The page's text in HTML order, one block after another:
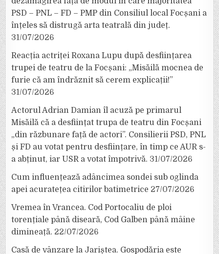
PSD – PNL – FD – PMP din Consiliul local Focșani a
înțeles să distrugă arta teatrală din județ.
31/07/2026
Reacția actriței Roxana Lupu după desființarea
trupei de teatru de la Focșani: „Misăilă mocnea de
furie că am îndrăznit să cerem explicații!”
31/07/2026
Actorul Adrian Damian îl acuză pe primarul
Misăilă că a desființat trupa de teatru din Focșani
„din răzbunare față de actori”. Consilierii PSD, PNL
și FD au votat pentru desființare, în timp ce AUR s-
a abținut, iar USR a votat împotrivă. 31/07/2026
Cum influențează adâncimea sondei sub oglinda
apei acuratețea citirilor batimetrice 27/07/2026
Vremea în Vrancea. Cod Portocaliu de ploi
torențiale până diseară, Cod Galben până mâine
dimineață. 22/07/2026
Casă de vânzare la Jariștea. Gospodăria este